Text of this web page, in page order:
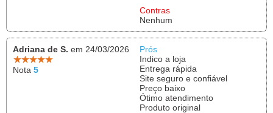
Contras
Nenhum
Adriana de S. em 24/03/2026
Nota 5
Prós
Indico a loja
Entrega rápida
Site seguro e confiável
Preço baixo
Ótimo atendimento
Produto original